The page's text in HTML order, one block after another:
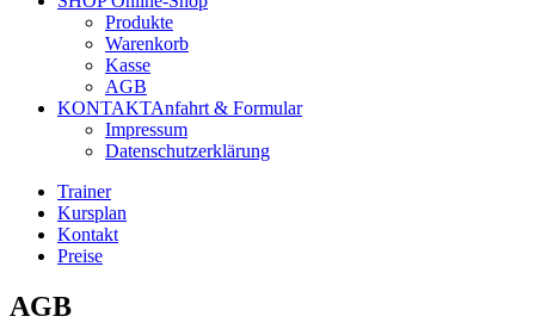
Produkte
Warenkorb
Kasse
AGB
KONTAKTAnfahrt & Formular
Impressum
Datenschutzerklärung
Trainer
Kursplan
Kontakt
Preise
AGB